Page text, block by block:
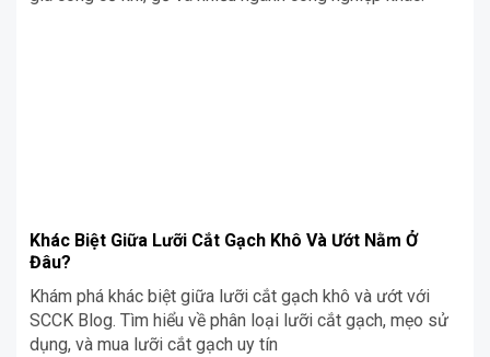
Khác Biệt Giữa Lưỡi Cắt Gạch Khô Và Ướt Nằm Ở
Đâu?
Khám phá khác biệt giữa lưỡi cắt gạch khô và ướt với
SCCK Blog. Tìm hiểu về phân loại lưỡi cắt gạch, mẹo sử
dụng, và mua lưỡi cắt gạch uy tín